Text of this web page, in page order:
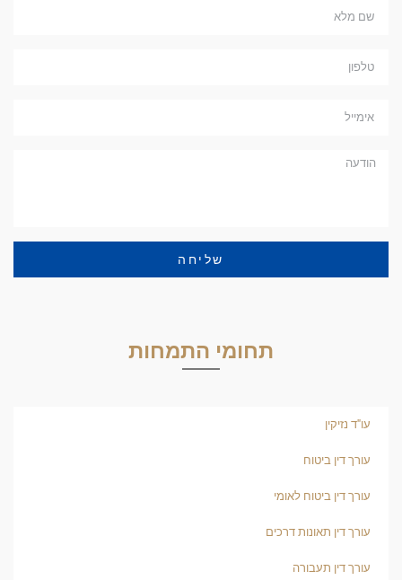
שליחה
תחומי התמחות
עו"ד נזיקין
עורך דין ביטוח
עורך דין ביטוח לאומי
עורך דין תאונות דרכים
עורך דין תעבורה